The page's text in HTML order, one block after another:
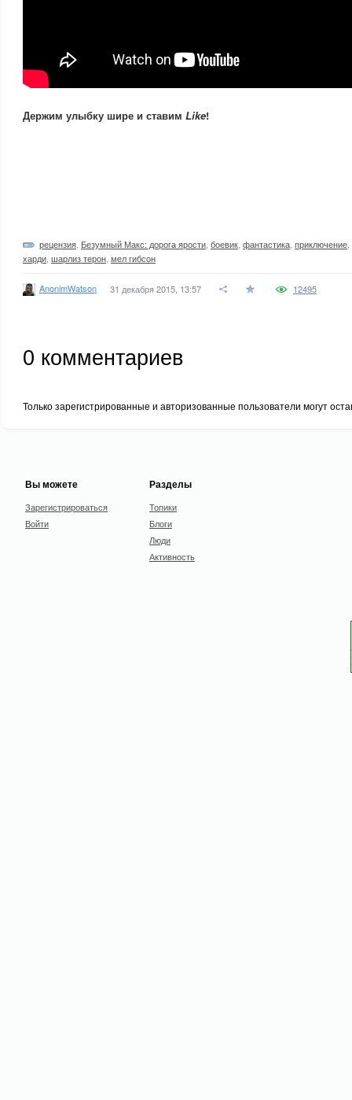
Держим улыбку шире и ставим Like!
рецензия Безумный Макс: дорога ярости боевик фантастика приключение
харди шарлиз терон мел гибсон
AnonimWatson 31 декабря 2015, 13:57 12495
0 комментариев
Только зарегистрированные и авторизованные пользователи могут
Вы можете
Зарегистрироваться
Войти
Разделы
Топики
Блоги
Люди
Активность